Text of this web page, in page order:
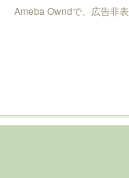
Ameba Owndで、広告非